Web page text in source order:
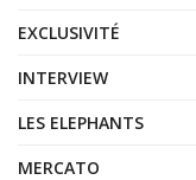
EXCLUSIVITÉ
INTERVIEW
LES ELEPHANTS
MERCATO